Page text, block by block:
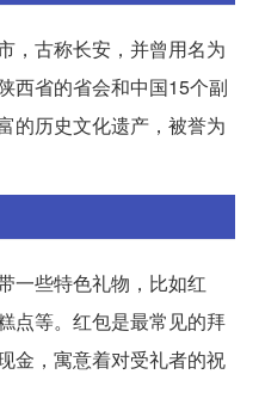
，古称长安，并曾用名为
西省的省会和中国15个副
的历史文化遗产，被誉为
一些特色礼物，比如红
点等。红包是最常见的拜
金，寓意着对受礼者的祝